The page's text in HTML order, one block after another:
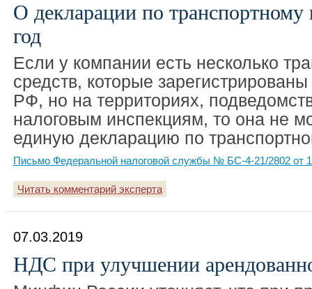
О декларации по транспортному
год
Если у компании есть несколько
средств, которые
РФ, но на территориях,
налоговым инспекциям, то она не
единую декларацию по
Письмо Федеральной налоговой службы № БС-4-21/2802 от
Читать комментарий эксперта
07.03.2019
НДС при улучшении